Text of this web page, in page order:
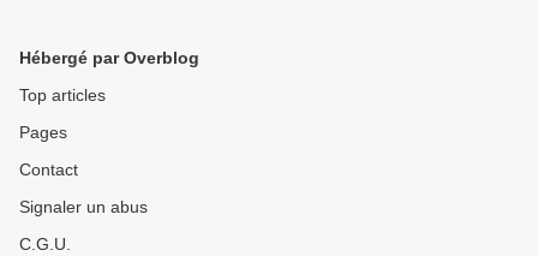
Hébergé par Overblog
Top articles
Pages
Contact
Signaler un abus
C.G.U.